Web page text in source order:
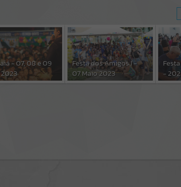
- 07, 08 e 09
Festa dos Amigos I -
07 Maio 2023
-